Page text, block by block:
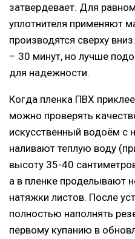
затвердевает. Для
уплотнителя применяют
производятся сверху
– 30 минут, но лучше
для надежности.
Когда пленка ПВХ
можно проверять
искусственный водоём с
наливают теплую воду
высоту 35-40
а в пленке проделывают
натяжки листов. После
полностью наполнять
первому купанию в